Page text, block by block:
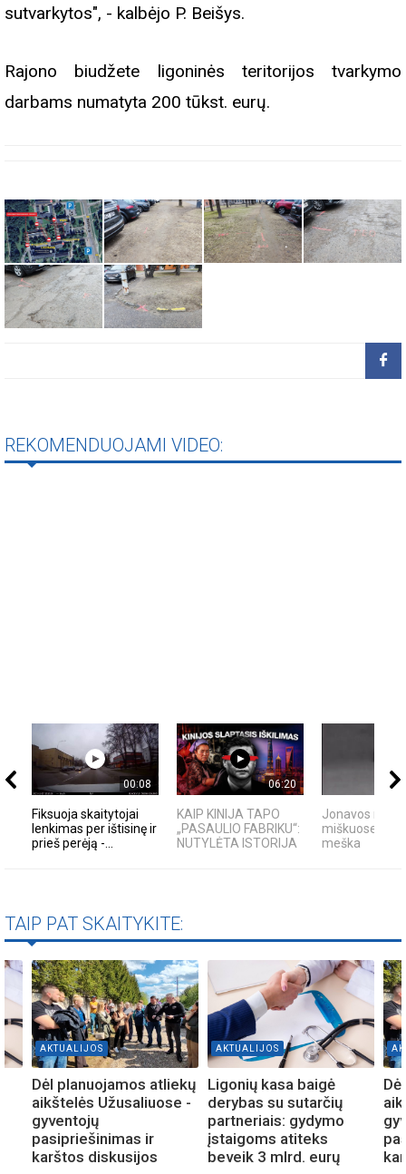
sutvarkytos", - kalbėjo P. Beišys.
Rajono biudžete ligoninės teritorijos tvarkymo
darbams numatyta 200 tūkst. eurų.
REKOMENDUOJAMI VIDEO:
00:08
Fiksuoja skaitytojai
lenkimas per ištisinę ir
prieš perėją -...
06:20
KAIP KINIJA TAPO
„PASAULIO FABRIKU“:
NUTYLĖTA ISTORIJA
Jonavos
miškuose
meška
TAIP PAT SKAITYKITE:
AKTUALIJOS
Dėl planuojamos atliekų
aikštelės Užusaliuose -
gyventojų
pasipriešinimas ir
karštos diskusijos
AKTUALIJOS
Ligonių kasa baigė
derybas su sutarčių
partneriais: gydymo
įstaigoms atiteks
beveik 3 mlrd. eurų